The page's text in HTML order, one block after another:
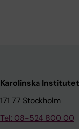
Karolinska Institutet
171 77 Stockholm
Tel: 08-524 800 00